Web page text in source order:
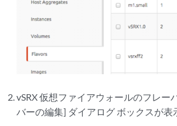
vSRX 仮想ファイアウォールのフレー
バーの編集] ダイアログ ボックスが表